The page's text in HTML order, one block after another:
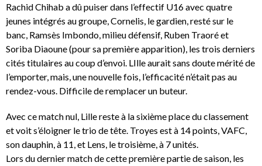
Rachid Chihab a dû puiser dans l’effectif U16 avec quatre
jeunes intégrés au groupe, Cornelis, le gardien, resté sur le
banc, Ramsès Imbondo, milieu défensif, Ruben Traoré et
Soriba Diaoune (pour sa première apparition), les trois derniers
cités titulaires au coup d’envoi. LIlle aurait sans doute mérité de
l’emporter, mais, une nouvelle fois, l’efficacité n’était pas au
rendez-vous. Difficile de remplacer un buteur.
Avec ce match nul, Lille reste à la sixième place du classement
et voit s’éloigner le trio de tête. Troyes est à 14 points, VAFC,
son dauphin, à 11, et Lens, le troisième, à 7 unités.
Lors du dernier match de cette première partie de saison, les